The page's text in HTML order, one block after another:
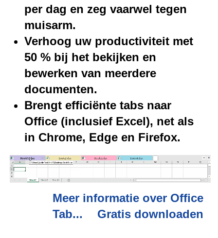
per dag en zeg vaarwel tegen
muisarm.
Verhoog uw productiviteit met
50 % bij het bekijken en
bewerken van meerdere
documenten.
Brengt efficiënte tabs naar
Office (inclusief Excel), net als
in Chrome, Edge en Firefox.
Meer informatie over Office
Tab...
Gratis downloaden